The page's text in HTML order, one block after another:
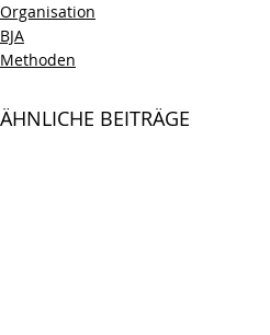
Organisation
BJA
Methoden
ÄHNLICHE BEITRÄGE